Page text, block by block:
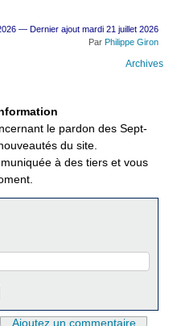
— Dernier ajout mardi 21 juillet 2026
Par Philippe Giron
Archives
le pardon des Sept-
du site.
à des tiers et vous
Ajoutez un commentaire